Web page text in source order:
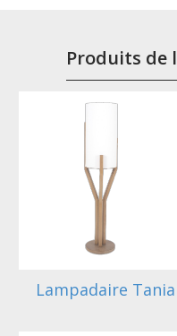
Produits de
Lampadaire Tania